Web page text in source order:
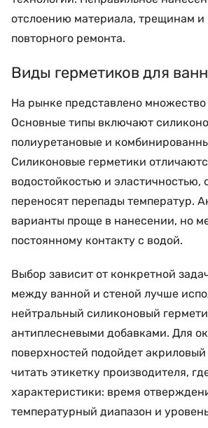
отслоению материала, трещинам и
повторного ремонта.
Виды герметиков для
На рынке представлено множество
Основные типы включают
полиуретановые и
Силиконовые герметики
водостойкостью и эластичностью,
переносят перепады температур.
варианты проще в нанесении, но
постоянному контакту с водой.
Выбор зависит от конкретной
между ванной и стеной лучше
нейтральный силиконовый
антиплесневыми добавками. Для
поверхностей подойдет
читать этикетку производителя,
характеристики: время
температурный диапазон и